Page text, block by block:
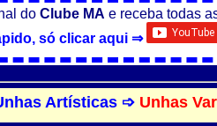
doClube MA e receba todas
só clicar aqui ⇒
Artísticas ➩ Unhas